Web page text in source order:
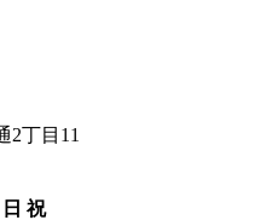
2丁目11
日 祝